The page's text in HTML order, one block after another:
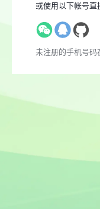
或使用以下帐号直
未注册的手机号码